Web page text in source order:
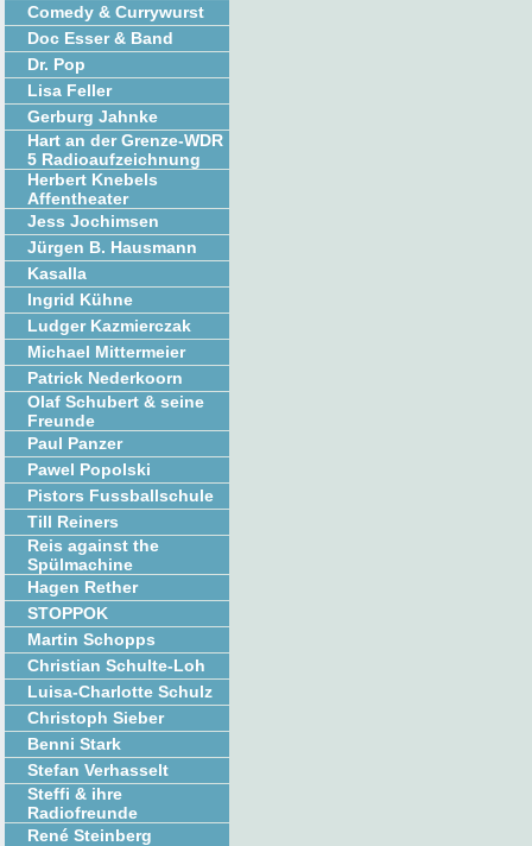
Comedy & Currywurst
Doc Esser & Band
Dr. Pop
Lisa Feller
Gerburg Jahnke
Hart an der Grenze-WDR
5 Radioaufzeichnung
Herbert Knebels
Affentheater
Jess Jochimsen
Jürgen B. Hausmann
Kasalla
Ingrid Kühne
Ludger Kazmierczak
Michael Mittermeier
Patrick Nederkoorn
Olaf Schubert & seine
Freunde
Paul Panzer
Pawel Popolski
Pistors Fussballschule
Till Reiners
Reis against the
Spülmachine
Hagen Rether
STOPPOK
Martin Schopps
Christian Schulte-Loh
Luisa-Charlotte Schulz
Christoph Sieber
Benni Stark
Stefan Verhasselt
Steffi & ihre
Radiofreunde
René Steinberg